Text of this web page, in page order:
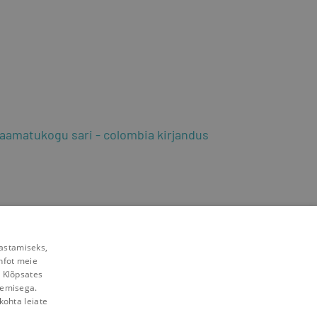
sari colombia kirjandus
meie
leiate